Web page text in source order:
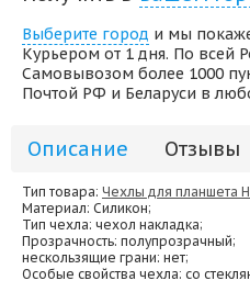
Выберите город и мы
Курьером от 1 дня. По всей
Самовывозом более 1000
Почтой РФ и Беларуси в
Описание Отзывы
Тип товара: Чехлы для планшета
Материал: Силикон;
Тип чехла: чехол накладка;
Прозрачность: полупрозрачный;
нескользящие грани: нет;
Особые свойства чехла: со